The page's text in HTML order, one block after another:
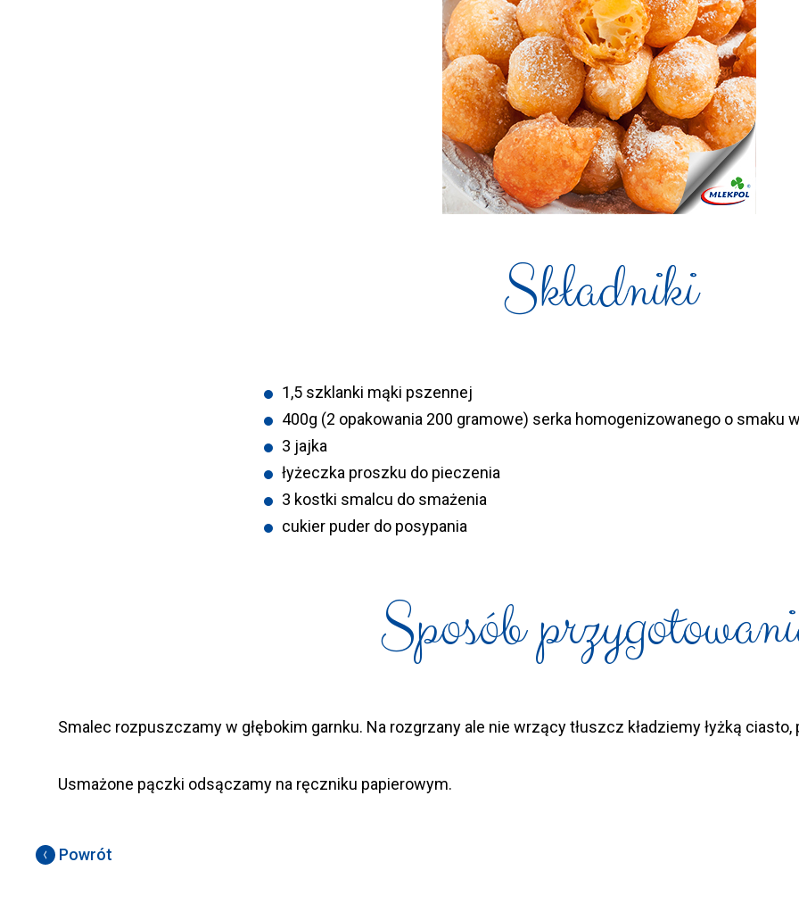
Składniki
1,5 szklanki mąki pszennej
400g (2 opakowania 200 gramowe) serka homogenizowanego o smaku
3 jajka
łyżeczka proszku do pieczenia
3 kostki smalcu do smażenia
cukier puder do posypania
Sposób
Smalec rozpuszczamy w głębokim garnku. Na rozgrzany ale nie wrzący tłuszcz kładziemy łyżką
Usmażone pączki odsączamy na ręczniku papierowym.
Powrót